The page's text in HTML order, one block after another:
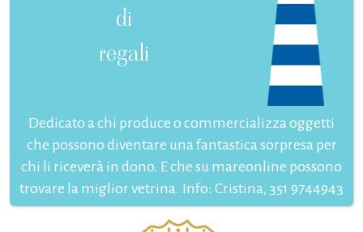
di
regali
Dedicato a chi produce o commercializza oggetti
che possono diventare una fantastica sorpresa per
chi li riceverà in dono. E che su mareonline possono
trovare la miglior vetrina. Info: Cristina, 351 9744943